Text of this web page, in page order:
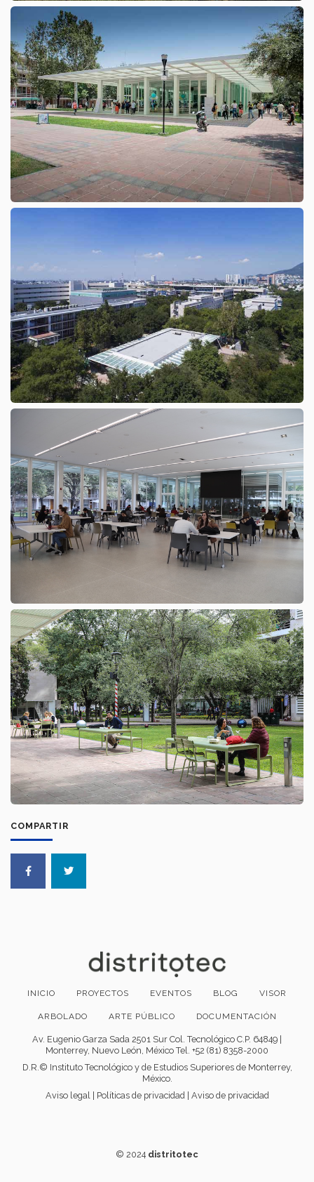
COMPARTIR
INICIO PROYECTOS EVENTOS BLOG VISOR
ARBOLADO ARTE PÚBLICO DOCUMENTACIÓN
Av. Eugenio Garza Sada 2501 Sur Col. Tecnológico C.P. 64849 |
Monterrey, Nuevo León, México Tel. +52 (81) 8358-2000
D.R.© Instituto Tecnológico y de Estudios Superiores de Monterrey,
México.
Aviso legal| Políticas de privacidad| Aviso de privacidad
© 2024 distritotec